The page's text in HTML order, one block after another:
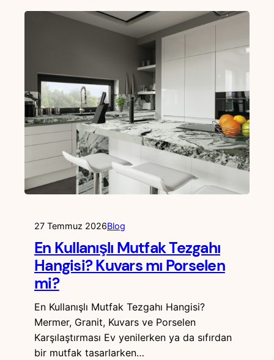
27 Temmuz 2026Blog
En Kullanışlı Mutfak Tezgahı
Hangisi? Kuvars mı Porselen
mi?
En Kullanışlı Mutfak Tezgahı Hangisi?
Mermer, Granit, Kuvars ve Porselen
Karşılaştırması Ev yenilerken ya da sıfırdan
bir mutfak tasarlarken…